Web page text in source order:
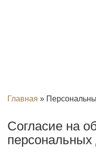
Главная »
Согласие на